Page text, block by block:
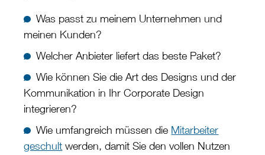
Was passt zu meinem Unternehmen und
meinen Kunden?
Welcher Anbieter liefert das beste Paket?
Wie können Sie die Art des Designs und der
Kommunikation in Ihr Corporate Design
integrieren?
Wie umfangreich müssen die Mitarbeiter
geschult werden, damit Sie den vollen Nutzen